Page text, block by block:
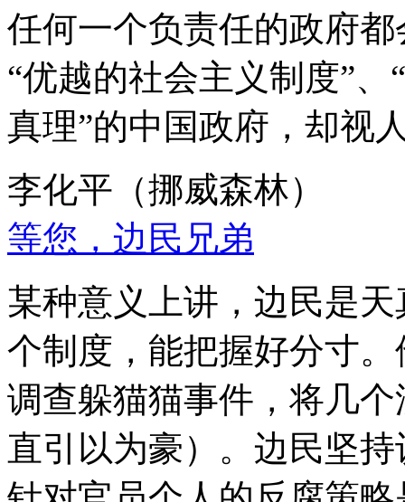
任何一个负责任的政府
“优越的社会主义制度”
真理”的中国政府，却视
李化平（挪威森林）
等您，边民兄弟
某种意义上讲，边民是
个制度，能把握好分寸
调查躲猫猫事件，将几
直引以为豪）。边民坚